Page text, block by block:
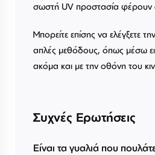
σωστή UV προστασία φέρουν
Μπορείτε επίσης να ελέγξετε
απλές μεθόδους, όπως μέσω
ακόμα και με την οθόνη του
Συχνές Ερωτήσεις
Είναι τα γυαλιά που